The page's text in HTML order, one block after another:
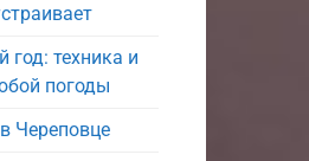
год: техника и
погоды
Череповце